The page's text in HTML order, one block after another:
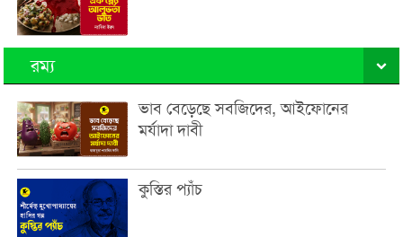
রম্য
ভাব বেড়েছে সবজিদের, আইফোনের
মর্যাদা দাবী
কুস্তির প্যাঁচ